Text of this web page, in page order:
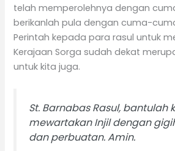
telah memperolehnya dengan
berikanlah pula dengan cuma-
Perintah kepada para rasul untuk
Kerajaan Sorga sudah dekat
untuk kita juga.
St. Barnabas Rasul, bantulah
mewartakan Injil dengan
dan perbuatan. Amin.